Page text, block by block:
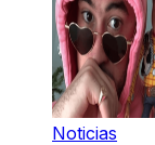
Noticias